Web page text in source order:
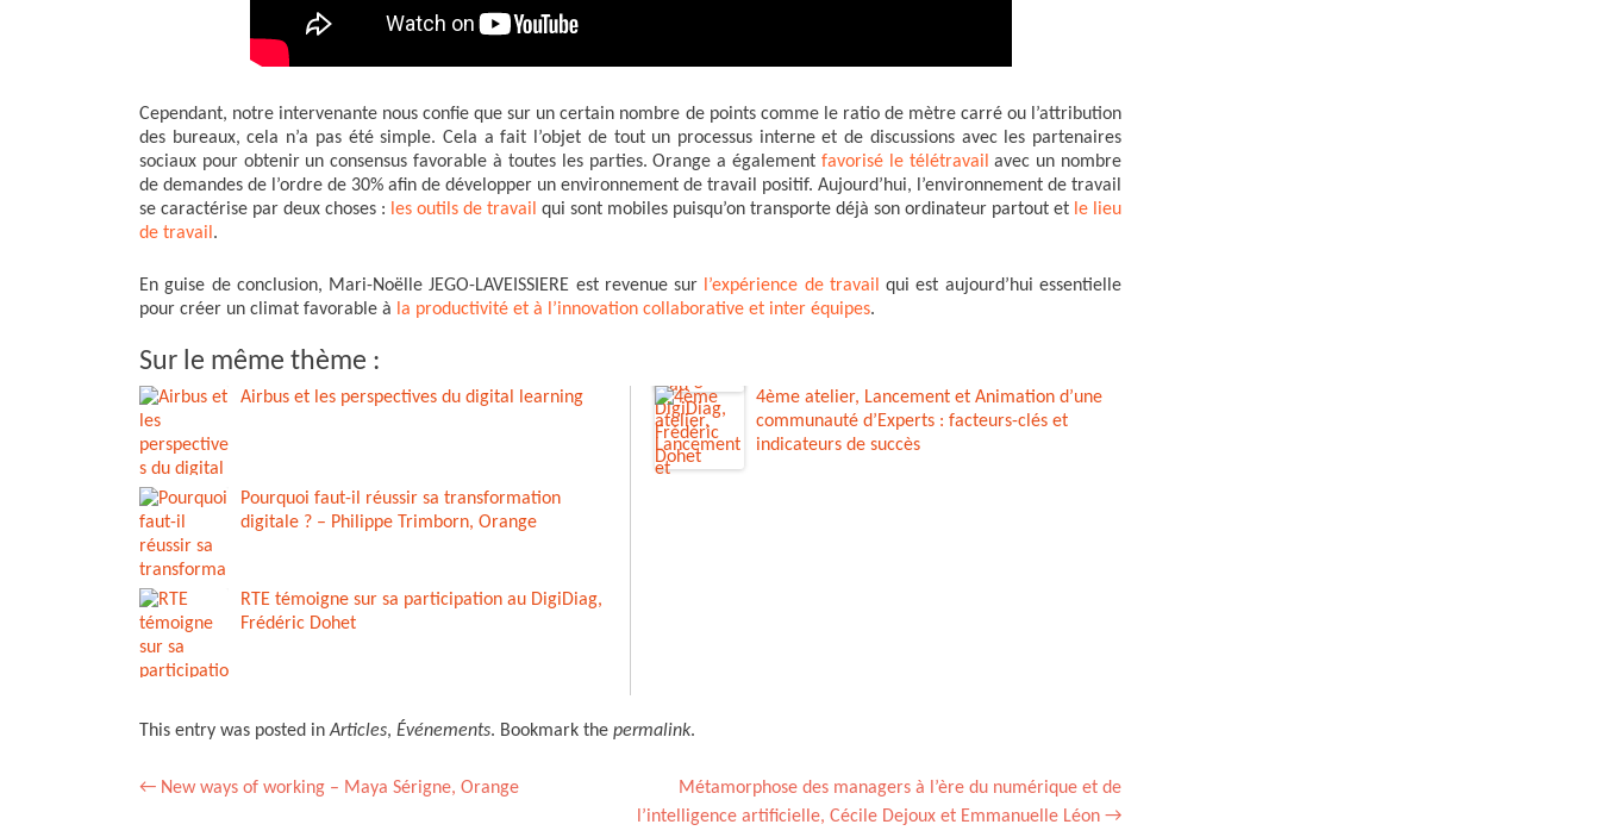
Cependant, notre intervenante nous confie que sur un certain nombre de points comme le ratio de mètre carré ou l’attribution
des bureaux, cela n’a pas été simple. Cela a fait l’objet de tout un processus interne et de discussions avec les partenaires
sociaux pour obtenir un consensus favorable à toutes les parties. Orange a également favorisé le télétravailavec un nombre
de demandes de l’ordre de 30% afin de développer un environnement de travail positif. Aujourd’hui, l’environnement de travail
se caractérise par deux choses : les outils de travail qui sont mobiles puisqu’on transporte déjà son ordinateur partout et le lieu
de travail .
En guise de conclusion, Mari-Noëlle JEGO-LAVEISSIERE est revenue sur l’expérience de travail
qui est aujourd’hui essentielle
pour créer un climat favorable à la productivité et à l’innovation collaborative et inter équipes.
Sur le même thème :
Airbus et les perspectives du digital learning
Pourquoi faut-il réussir sa transformation
digitale ? – Philippe Trimborn, Orange
RTE témoigne sur sa participation au DigiDiag,
Frédéric Dohet
4ème atelier, Lancement et Animation d’une
communauté d’Experts : facteurs-clés et
indicateurs de succès
This entry was posted inArticles, Événements. Bookmark the permalink.
Post
← New ways of working – Maya Sérigne, Orange
Métamorphose des managers à l’ère du numérique et de
l’intelligence artificielle, Cécile Dejoux et Emmanuelle Léon →